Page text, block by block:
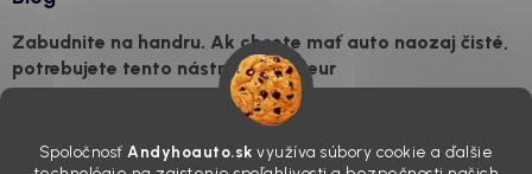
Spoločnosť Andyhoauto.sk využíva súbory cookie a ďalšie
Zabudnite na handru. Ak chcete mať auto naozaj čisté,
potrebujete tento nástroj za pár eur
„upratanom“ aute, no pri pohľade na palubnú dosku vás ide poraziť. V